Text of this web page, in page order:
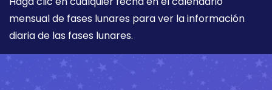
mensual de fases lunares para ver la información
diaria de las fases lunares.